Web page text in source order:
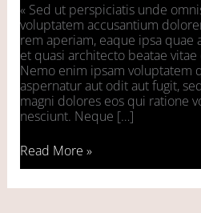
« Sed ut perspiciatis unde
voluptatem accusantium
rem aperiam, eaque ipsa quae
et quasi architecto beatae
Nemo enim ipsam voluptatem
aspernatur aut odit aut fugit,
magni dolores eos qui ratione
nesciunt. Neque […]
Read More »